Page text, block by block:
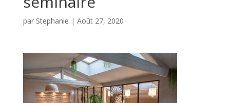
par Stephanie | Août 27, 2020